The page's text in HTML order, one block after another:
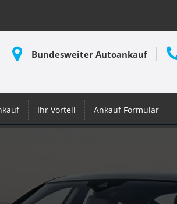
Bundesweiter Autoankauf
Ihr Vorteil Ankauf Formular